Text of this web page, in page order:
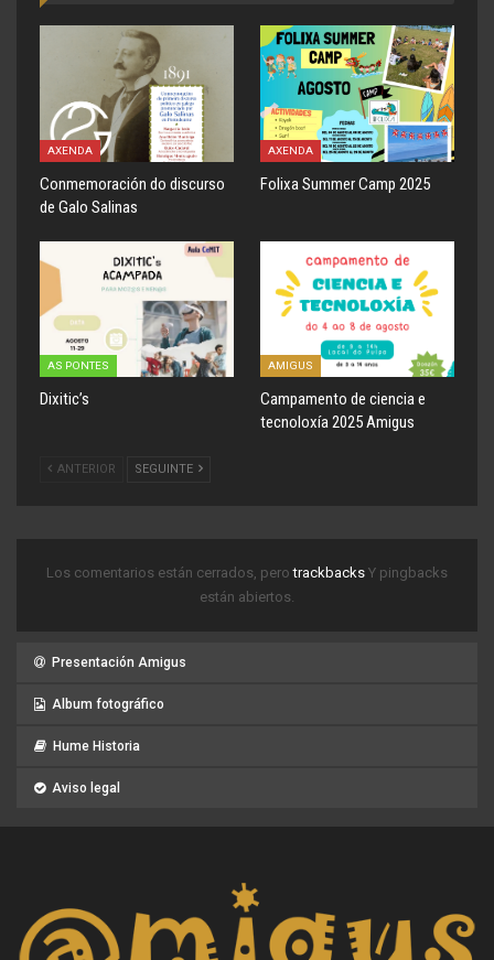
AXENDA
Conmemoración do discurso
de Galo Salinas
AXENDA
Folixa Summer Camp 2025
AS PONTES
Dixitic’s
AMIGUS
Campamento de ciencia e
tecnoloxía 2025 Amigus
ANTERIOR SEGUINTE
Los comentarios están cerrados, perotrackbacks Y pingbacks
están abiertos.
Presentación Amigus
Album fotográfico
Hume Historia
Aviso legal